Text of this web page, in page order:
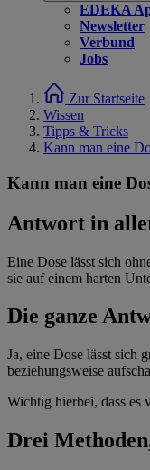
EDEKA
Newsletter
Verbund
Jobs
Zur Startseite
Wissen
Tipps & Tricks
Kann man eine
Kann man eine
Antwort in
Eine Dose lässt sich
sie auf einem harten
Die ganze
Ja, eine Dose lässt sich
beziehungsweise
Wichtig hierbei, dass es
Drei